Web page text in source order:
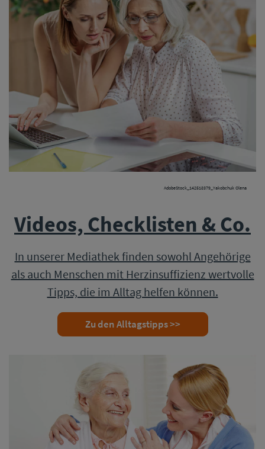
AdobeStock_142518379_Yakobchuk Olena
Videos, Checklisten & Co.
In unserer Mediathek finden sowohl Angehörige
als auch Menschen mit Herzinsuffizienz wertvolle
Tipps, die im Alltag helfen können.
Zu den Alltagstipps >>